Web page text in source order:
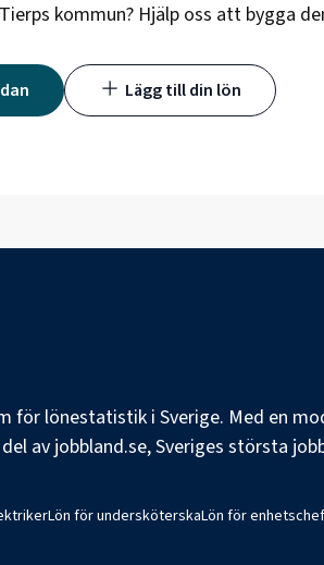
Tierps kommun? Hjälp oss att bygga
Lägg till din lön
för lönestatistik i Sverige. Med en
del av jobbland.se, Sveriges största
Lön för undersköterskaLön för enhetschef